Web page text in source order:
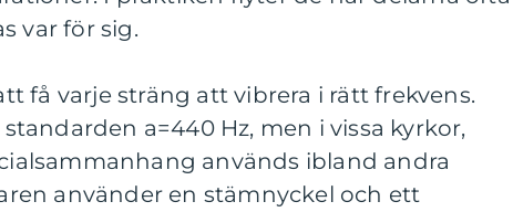
var för sig.
få varje sträng att vibrera i rätt frekvens.
a=440 Hz, men i vissa kyrkor,
används ibland andra
använder en stämnyckel och ett